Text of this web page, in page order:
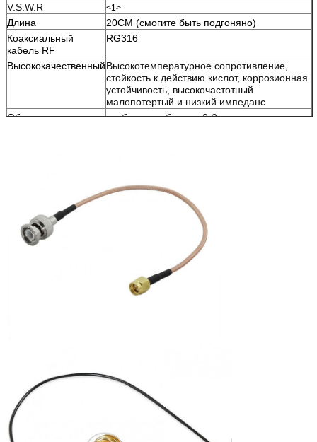
V.S.W.R
<1>
Длина
20CM (смогите быть подгоняно)
Коаксиальный
кабель RF
RG316
ВысококачественныйВысокотемпературное сопротивление,
стойкость к действию кислот, коррозионная
устойчивость, высокочастотный
малопотертый и низкий импеданс
Образец
свободные образцы 2-3pcs